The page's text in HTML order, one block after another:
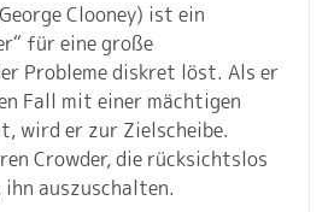
Clooney) ist ein
für eine große
Probleme diskret löst. Als er
Fall mit einer mächtigen
wird er zur Zielscheibe.
Crowder, die rücksichtslos
auszuschalten.